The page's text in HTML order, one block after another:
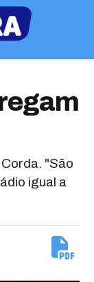
"São
igual a